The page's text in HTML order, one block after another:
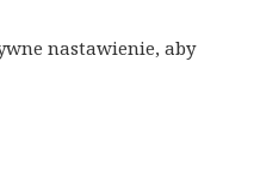
nastawienie, aby